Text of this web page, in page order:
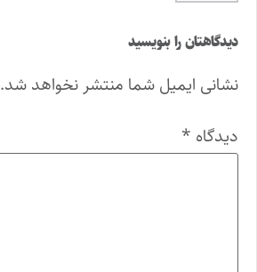
دیدگاهتان را بنویسید
نشانی ایمیل شما منتشر نخواهد شد.
دیدگاه *